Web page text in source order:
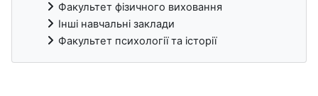
Факультет фізичного виховання
Інші навчальні заклади
Факультет психології та історії